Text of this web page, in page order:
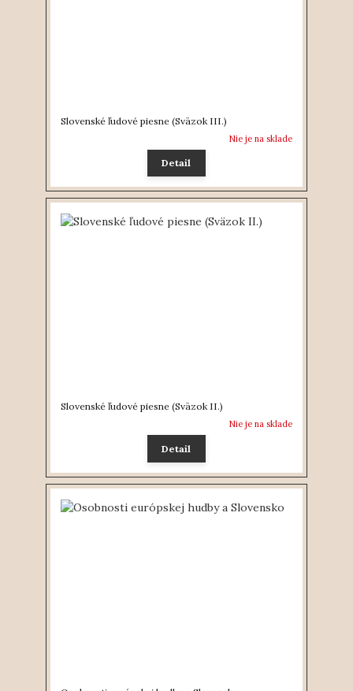
Slovenské ľudové piesne (Sväzok III.)
Nie je na sklade
Detail
Slovenské ľudové piesne (Sväzok II.)
Nie je na sklade
Detail